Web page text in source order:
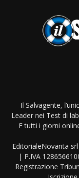
Il Salvagente,
Leader nei Test di
E tutti i giorni
EditorialeNovanta
| P.IVA
Registrazione